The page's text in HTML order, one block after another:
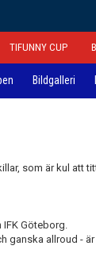
TIFUNNY CUP
Bildgalleri
som är kul att
IFK Göteborg.
ganska allroud -